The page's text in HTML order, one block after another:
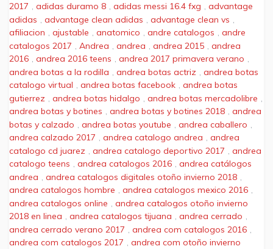
2017 , adidas duramo 8 , adidas messi 16.4 fxg , advantage
adidas , advantage clean adidas , advantage clean vs ,
afiliacion , ajustable , anatomico , andre catalogos , andre
catalogos 2017 , Andrea , andrea , andrea 2015 , andrea
2016 , andrea 2016 teens , andrea 2017 primavera verano ,
andrea botas a la rodilla , andrea botas actriz , andrea botas
catalogo virtual , andrea botas facebook , andrea botas
gutierrez , andrea botas hidalgo , andrea botas mercadolibre ,
andrea botas y botines , andrea botas y botines 2018 , andrea
botas y calzado , andrea botas youtube , andrea caballero ,
andrea calzado 2017 , andrea catalogo andrea , andrea
catalogo cd juarez , andrea catalogo deportivo 2017 , andrea
catalogo teens , andrea catalogos 2016 , andrea catálogos
andrea , andrea catalogos digitales otoño invierno 2018 ,
andrea catalogos hombre , andrea catalogos mexico 2016 ,
andrea catalogos online , andrea catalogos otoño invierno
2018 en linea , andrea catalogos tijuana , andrea cerrado ,
andrea cerrado verano 2017 , andrea com catalogos 2016 ,
andrea com catalogos 2017 , andrea com otoño invierno